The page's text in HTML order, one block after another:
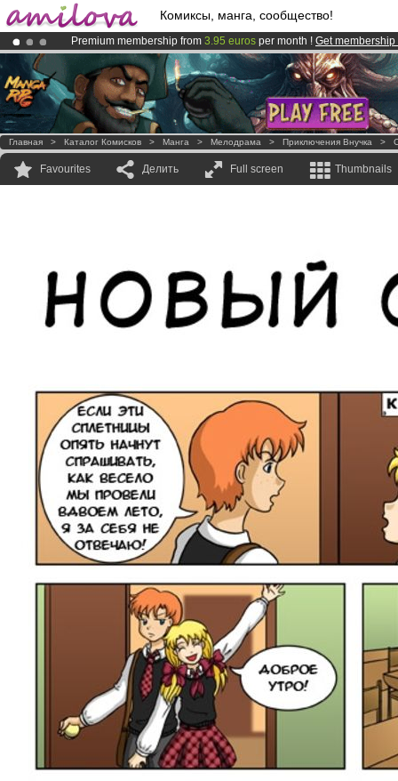
Комиксы, манга, сообщество!
Premium membership from 3.95 euros per month ! Get membership
AmilovaKickstarter is now LIVE!.
Already 100000 membersand 1000 comics & mangas!.
Главная > Каталог Комисков > Манга > Мелодрама > Приключения Внучка >
Favourites Делить Full screen Thumbnails